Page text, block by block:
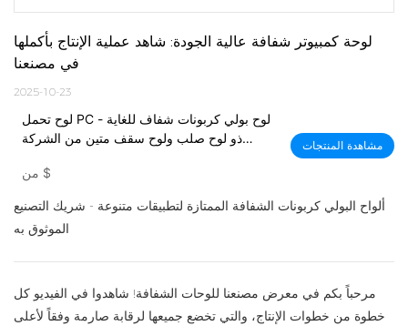
لوحة كمبيوتر شفافة عالية الجودة: شاهد عملية الإنتاج بأكملها
في مصنعنا
2025-10-23
لوح تحمل PC - لوح بولي كربونات شفاف للغاية
ذو لوح صلب ولوح سقف متين من الشركة
$
مشاهدة المنتجات
ألواح البولي كربونات الشفافة الممتازة لتطبيقات متنوعة - شريك التصنيع
الموثوق به
مرحباً بكم في معرض مصنعنا للوحات الشفافة! شاهدوا في الفيديو كل
خطوة من خطوات الإنتاج، والتي تخضع جميعها لرقابة صارمة وفقاً لأعلى